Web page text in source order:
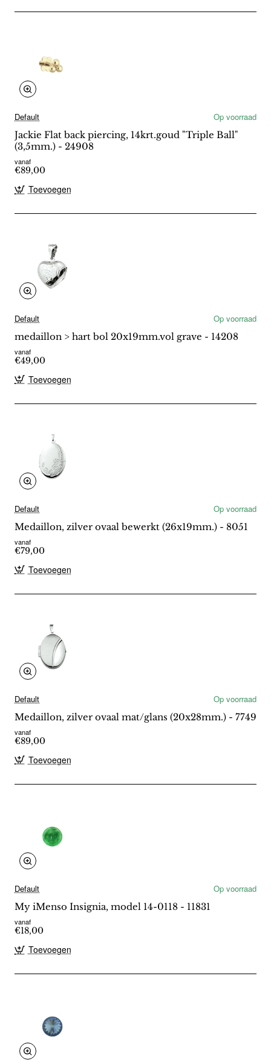
Default
Op voorraad
Jackie Flat back piercing, 14krt.goud "Triple Ball"
(3,5mm.) - 24908
vanaf
€89,00
Toevoegen
Default
Op voorraad
medaillon > hart bol 20x19mm.vol grave - 14208
vanaf
€49,00
Toevoegen
Default
Op voorraad
Medaillon, zilver ovaal bewerkt (26x19mm.) - 8051
vanaf
€79,00
Toevoegen
Default
Op voorraad
Medaillon, zilver ovaal mat/glans (20x28mm.) - 7749
vanaf
€89,00
Toevoegen
Default
Op voorraad
My iMenso Insignia, model 14-0118 - 11831
vanaf
€18,00
Toevoegen